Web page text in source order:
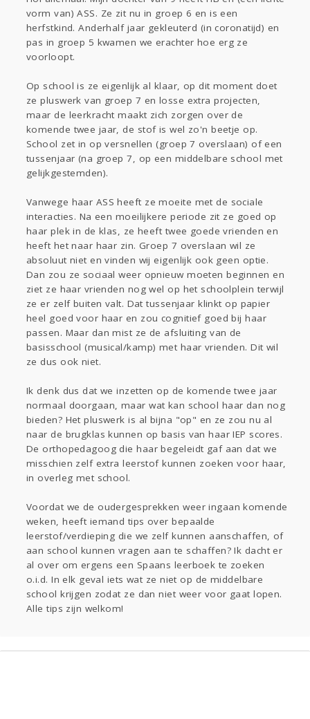
Contact
Gevraagd
Horen Doen
Zien
Lezen
vorm van) ASS. Ze zit nu in groep 6 en is een
herfstkind. Anderhalf jaar gekleuterd (in coronatijd) en
pas in groep 5 kwamen we erachter hoe erg ze
voorloopt.
Op school is ze eigenlijk al klaar, op dit moment doet
ze pluswerk van groep 7 en losse extra projecten,
maar de leerkracht maakt zich zorgen over de
komende twee jaar, de stof is wel zo'n beetje op.
School zet in op versnellen (groep 7 overslaan) of een
tussenjaar (na groep 7, op een middelbare school met
gelijkgestemden).
Vanwege haar ASS heeft ze moeite met de sociale
interacties. Na een moeilijkere periode zit ze goed op
haar plek in de klas, ze heeft twee goede vrienden en
heeft het naar haar zin. Groep 7 overslaan wil ze
absoluut niet en vinden wij eigenlijk ook geen optie.
Dan zou ze sociaal weer opnieuw moeten beginnen en
ziet ze haar vrienden nog wel op het schoolplein terwijl
ze er zelf buiten valt. Dat tussenjaar klinkt op papier
heel goed voor haar en zou cognitief goed bij haar
passen. Maar dan mist ze de afsluiting van de
basisschool (musical/kamp) met haar vrienden. Dit wil
ze dus ook niet.
Ik denk dus dat we inzetten op de komende twee jaar
normaal doorgaan, maar wat kan school haar dan nog
bieden? Het pluswerk is al bijna "op" en ze zou nu al
naar de brugklas kunnen op basis van haar IEP scores.
De orthopedagoog die haar begeleidt gaf aan dat we
misschien zelf extra leerstof kunnen zoeken voor haar,
in overleg met school.
Voordat we de oudergesprekken weer ingaan komende
weken, heeft iemand tips over bepaalde
leerstof/verdieping die we zelf kunnen aanschaffen, of
aan school kunnen vragen aan te schaffen? Ik dacht er
al over om ergens een Spaans leerboek te zoeken
o.i.d. In elk geval iets wat ze niet op de middelbare
school krijgen zodat ze dan niet weer voor gaat lopen.
Alle tips zijn welkom!